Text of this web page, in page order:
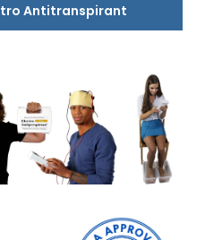
Antitranspirant